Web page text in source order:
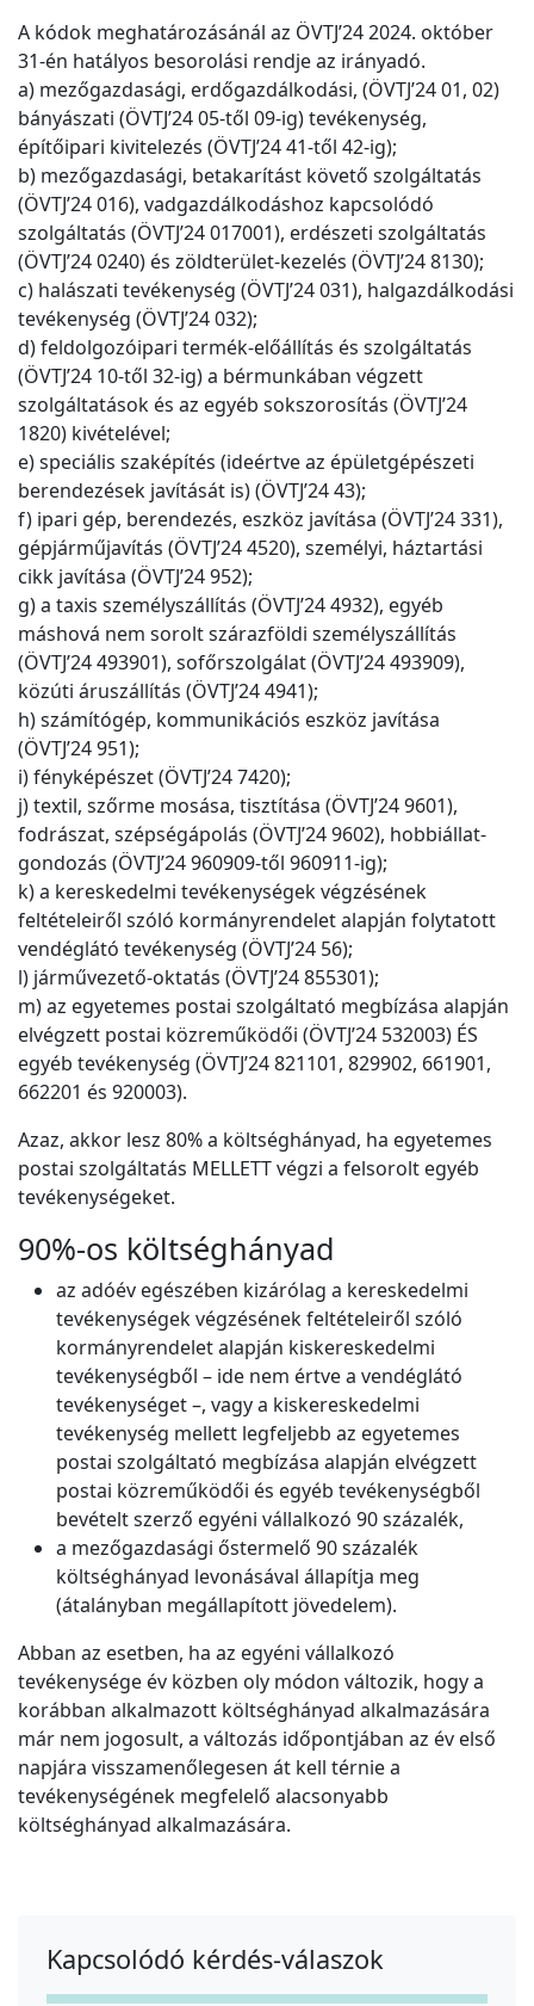
A kódok meghatározásánál az ÖVTJ’24 2024. október
31-én hatályos besorolási rendje az irányadó.
a) mezőgazdasági, erdőgazdálkodási, (ÖVTJ’24 01, 02)
bányászati (ÖVTJ’24 05-től 09-ig) tevékenység,
építőipari kivitelezés (ÖVTJ’24 41-től 42-ig);
b) mezőgazdasági, betakarítást követő szolgáltatás
(ÖVTJ’24 016), vadgazdálkodáshoz kapcsolódó
szolgáltatás (ÖVTJ’24 017001), erdészeti szolgáltatás
(ÖVTJ’24 0240) és zöldterület-kezelés (ÖVTJ’24 8130);
c) halászati tevékenység (ÖVTJ’24 031), halgazdálkodási
tevékenység (ÖVTJ’24 032);
d) feldolgozóipari termék-előállítás és szolgáltatás
(ÖVTJ’24 10-től 32-ig) a bérmunkában végzett
szolgáltatások és az egyéb sokszorosítás (ÖVTJ’24
1820) kivételével;
e) speciális szaképítés (ideértve az épületgépészeti
berendezések javítását is) (ÖVTJ’24 43);
f) ipari gép, berendezés, eszköz javítása (ÖVTJ’24 331),
gépjárműjavítás (ÖVTJ’24 4520), személyi, háztartási
cikk javítása (ÖVTJ’24 952);
g) a taxis személyszállítás (ÖVTJ’24 4932), egyéb
máshová nem sorolt szárazföldi személyszállítás
(ÖVTJ’24 493901), sofőrszolgálat (ÖVTJ’24 493909),
közúti áruszállítás (ÖVTJ’24 4941);
h) számítógép, kommunikációs eszköz javítása
(ÖVTJ’24 951);
i) fényképészet (ÖVTJ’24 7420);
j) textil, szőrme mosása, tisztítása (ÖVTJ’24 9601),
fodrászat, szépségápolás (ÖVTJ’24 9602), hobbiállat-
gondozás (ÖVTJ’24 960909-től 960911-ig);
k) a kereskedelmi tevékenységek végzésének
feltételeiről szóló kormányrendelet alapján folytatott
vendéglátó tevékenység (ÖVTJ’24 56);
l) járművezető-oktatás (ÖVTJ’24 855301);
m) az egyetemes postai szolgáltató megbízása alapján
elvégzett postai közreműködői (ÖVTJ’24 532003) ÉS
egyéb tevékenység (ÖVTJ’24 821101, 829902, 661901,
662201 és 920003).
Azaz, akkor lesz 80% a költséghányad, ha egyetemes
postai szolgáltatás MELLETT végzi a felsorolt egyéb
tevékenységeket.
90%-os költséghányad
az adóév egészében kizárólag a kereskedelmi
tevékenységek végzésének feltételeiről szóló
kormányrendelet alapján kiskereskedelmi
tevékenységből – ide nem értve a vendéglátó
tevékenységet –, vagy a kiskereskedelmi
tevékenység mellett legfeljebb az egyetemes
postai szolgáltató megbízása alapján elvégzett
postai közreműködői és egyéb tevékenységből
bevételt szerző egyéni vállalkozó 90 százalék,
a mezőgazdasági őstermelő 90 százalék
költséghányad levonásával állapítja meg
(átalányban megállapított jövedelem).
Abban az esetben, ha az egyéni vállalkozó
tevékenysége év közben oly módon változik, hogy a
korábban alkalmazott költséghányad alkalmazására
már nem jogosult, a változás időpontjában az év első
napjára visszamenőlegesen át kell térnie a
tevékenységének megfelelő alacsonyabb
költséghányad alkalmazására.
Kapcsolódó kérdés-válaszok